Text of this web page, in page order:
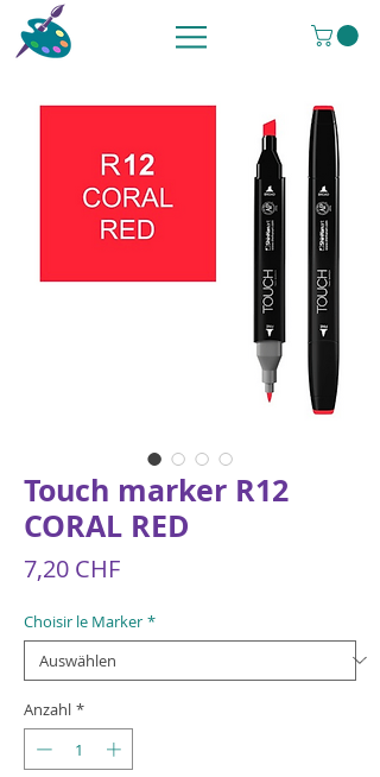
Touch marker R12
CORAL RED
7,20 CHFPreis
Choisir le Marker *
Anzahl *